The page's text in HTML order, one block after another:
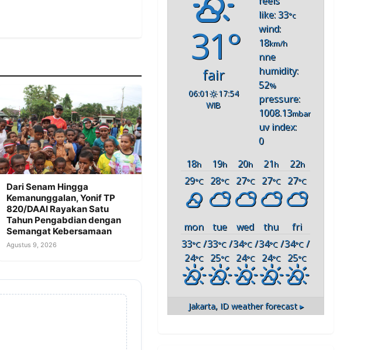
Dari Senam Hingga
Kemanunggalan, Yonif TP
820/DAAI Rayakan Satu
Tahun Pengabdian dengan
Semangat Kebersamaan
Agustus 9, 2026
31°
fair
06:01
17:54
WIB
like: 33°c
wind:
18km/h
nne
humidity:
52%
pressure:
1008.13mbar
uv index:
0
18h 19h 20h 21h 22h
29°C 28°C 27°C 27°C 27°C
mon tue wed thu
fri
33°C/
24°C
33°C/
25°C
34°C/
24°C
34°C/
24°C
34°C /
25°C
Jakarta, IDweather forecast ▸